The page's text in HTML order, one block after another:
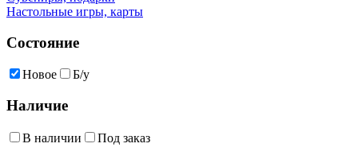
Настольные игры, карты
Состояние
Новое Б/у
Наличие
В наличии Под заказ